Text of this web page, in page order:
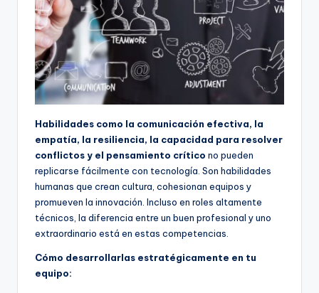
Habilidades como la comunicación efectiva, la
empatía, la resiliencia, la capacidad para resolver
conflictos y el pensamiento crítico no pueden
replicarse fácilmente con tecnología. Son habilidades
humanas que crean cultura, cohesionan equipos y
promueven la innovación. Incluso en roles altamente
técnicos, la diferencia entre un buen profesional y uno
extraordinario está en estas competencias.
Cómo desarrollarlas estratégicamente en tu
equipo: